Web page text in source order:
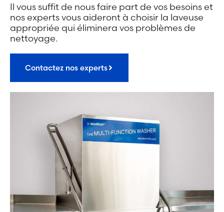
Il vous suffit de nous faire part de vos besoins et
nos experts vous aideront à choisir la laveuse
appropriée qui éliminera vos problèmes de
nettoyage.
Contactez nos experts